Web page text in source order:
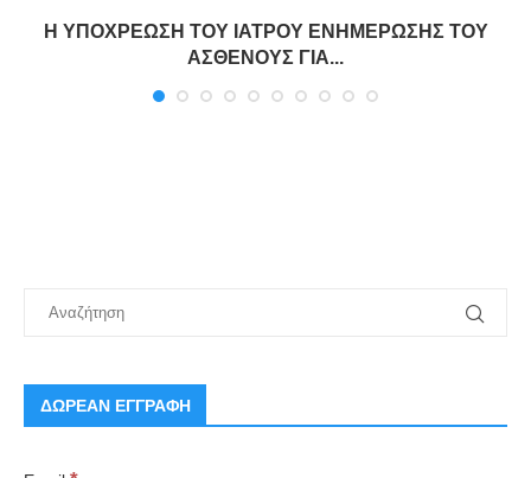
Η ΥΠΟΧΡΕΩΣΗ ΤΟΥ ΙΑΤΡΟΥ ΕΝΗΜΕΡΩΣΗΣ ΤΟΥ
ΑΣΘΕΝΟΥΣ ΓΙΑ...
ΔΩΡΕΑΝ ΕΓΓΡΑΦΗ